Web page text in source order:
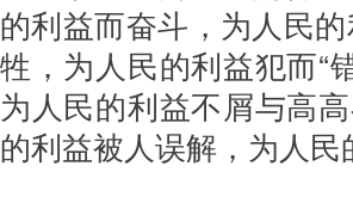
的利益而奋斗，为人民
牲，为人民的利益犯而“
为人民的利益不屑与高
的利益被人误解，为人